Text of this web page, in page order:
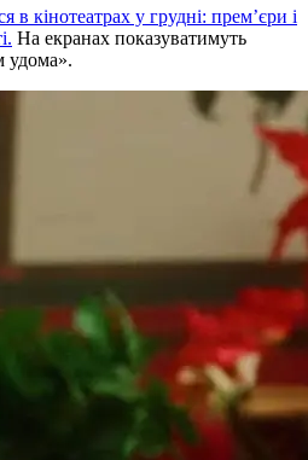
в кінотеатрах у грудні: прем’єри і
На екранах показуватимуть
удома».